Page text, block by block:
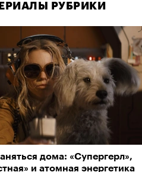
РУБРИКИ
дома: «Супергерл»,
и атомная энергетика
РУБРИКИ
как лекарство: как
стали новой формой